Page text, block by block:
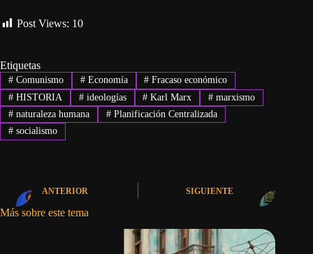
Post Views: 10
Etiquetas
#Comunismo #Economía # Fracaso económico
#HISTORIA #ideologías # Karl Marx # marxismo
#naturaleza humana #Planificación Centralizada
#socialismo
ANTERIOR SIGUIENTE
Más sobre este tema